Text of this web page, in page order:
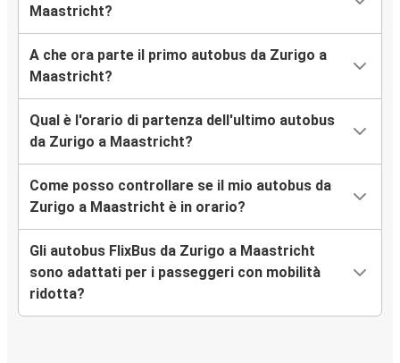
Maastricht?
A che ora parte il primo autobus da Zurigo a
Maastricht?
Qual è l'orario di partenza dell'ultimo autobus
da Zurigo a Maastricht?
Come posso controllare se il mio autobus da
Zurigo a Maastricht è in orario?
Gli autobus FlixBus da Zurigo a Maastricht
sono adattati per i passeggeri con mobilità
ridotta?